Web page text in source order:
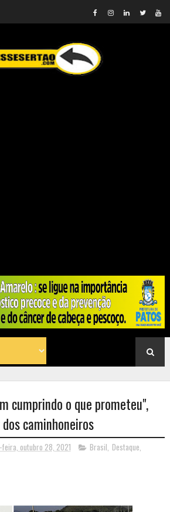
cumprindo o que prometeu",
caminhoneiros
feira, outubro 28, 2021 Brasil, Destaque,